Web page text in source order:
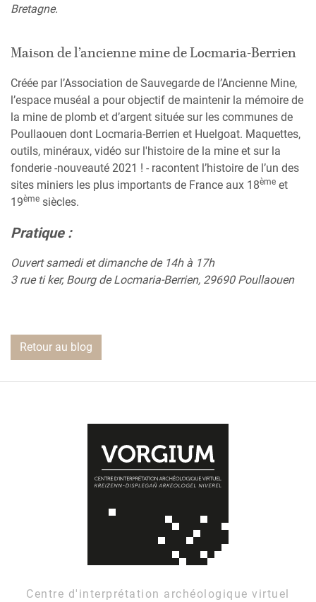
Bretagne.
Maison de l’ancienne mine de Locmaria-Berrien
Créée par l’Association de Sauvegarde de l’Ancienne Mine,
l’espace muséal a pour objectif de maintenir la mémoire de
la mine de plomb et d’argent située sur les communes de
Poullaouen dont Locmaria-Berrien et Huelgoat. Maquettes,
outils, minéraux, vidéo sur l'histoire de la mine et sur la
fonderie -nouveauté 2021 ! - racontent l’histoire de l’un des
sites miniers les plus importants de France aux 18ème et
19ème siècles.
Pratique :
Ouvert samedi et dimanche de 14h à 17h
3 rue ti ker, Bourg de Locmaria-Berrien, 29690 Poullaouen
Retour au blog
Centre d'interprétation archéologique virtuel